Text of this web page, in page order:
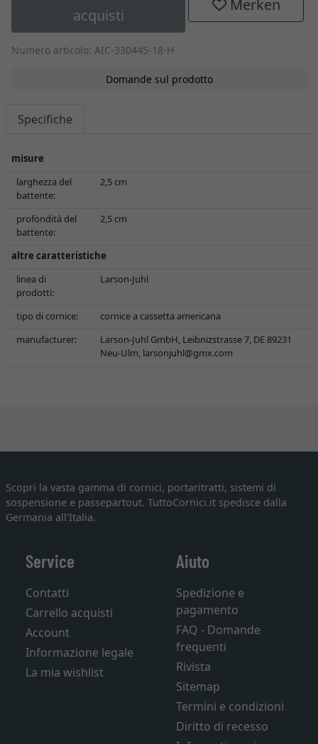
acquisti
Merken
Numero articolo: AIC-330445-18-H
Domande sul prodotto
Specifiche
misure
larghezza del
battente:
2,5 cm
profondità del
battente:
2,5 cm
altre caratteristiche
linea di
prodotti:
Larson-Juhl
tipo di cornice:
cornice a cassetta americana
manufacturer:
Larson-Juhl GmbH, Leibnizstrasse 7, DE 89231
Neu-Ulm, larsonjuhl@gmx.com
Scopri la vasta gamma di cornici, portaritratti, sistemi di
sospensione e passepartout. TuttoCornici.it spedisce dalla
Germania all'Italia.
Service
Contatti
Carrello acquisti
Account
Informazione legale
La mia wishlist
Aiuto
Spedizione e
pagamento
FAQ - Domande
frequenti
Rivista
Sitemap
Termini e condizioni
Diritto di recesso